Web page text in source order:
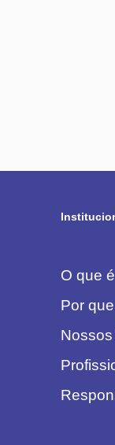
O que
Por